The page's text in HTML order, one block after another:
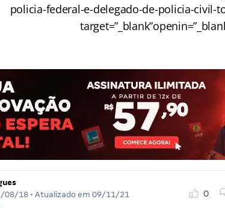
policia-federal-e-delegado-de-policia-civil-
08/18• Atualizado em 09/11/21
0